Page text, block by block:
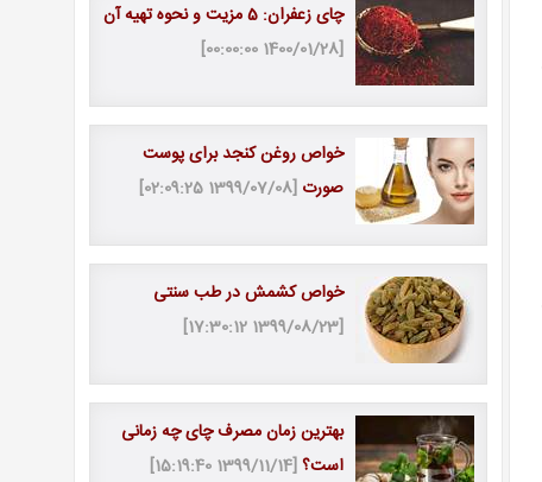
چای زعفران: 5 مزیت و نحوه تهیه آن
[1400/01/28 00:00:00]
خواص روغن کنجد برای پوست
صورت [1399/07/08 02:09:25]
خواص کشمش در طب سنتی
[1399/08/23 17:30:12]
بهترین زمان مصرف چای چه زمانی
است؟[1399/11/14 15:19:40]